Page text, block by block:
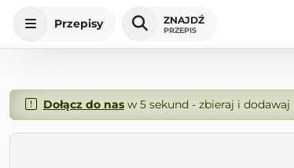
Przepisy ZNAJDŹ
PRZEPIS
Dołącz do nasw 5 sekund - zbieraj i dodawaj